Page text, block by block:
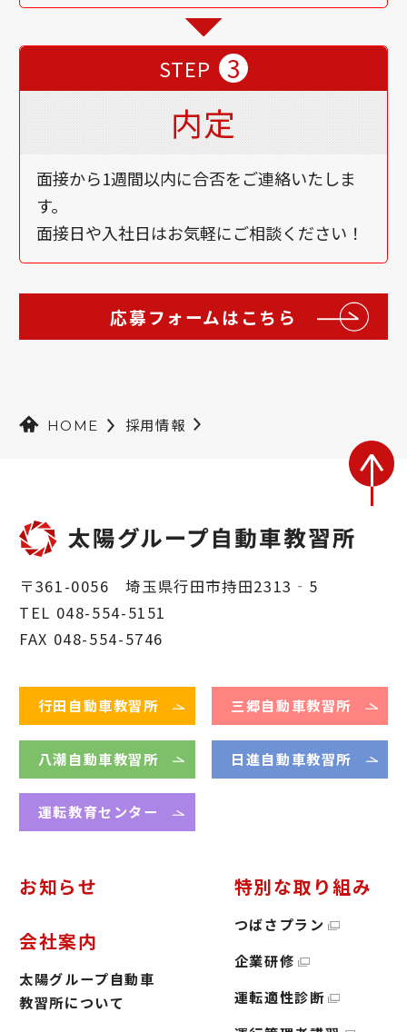
STEP 3
内定
面接から1週間以内に合否をご連絡いたしま
す。
面接日や入社日はお気軽にご相談ください！
応募フォームはこちら
HOME 採用情報
〒361-0056 埼玉県行田市持田2313‐5
TEL 048-554-5151
FAX 048-554-5746
行田自動車教習所 三郷自動車教習所
八潮自動車教習所 日進自動車教習所
運転教育センター
お知らせ
会社案内
太陽グループ自動車
教習所について
特別な取り組み
つばさプラン
企業研修
運転適性診断